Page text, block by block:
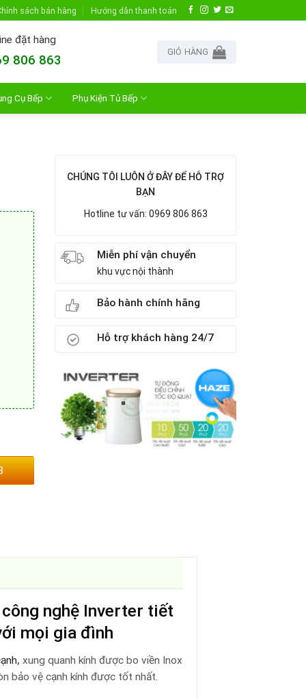
sách bán hàng Hướng dẫn thanh toán
đặt hàng
806 863
GIỎ HÀNG
Cụ Bếp Phụ Kiện Tủ Bếp
CHÚNG TÔI LUÔN Ở ĐÂY ĐỂ HỖ TRỢ
BẠN
Hotline tư vấn: 0969 806 863
Miễn phí vận chuyển
khu vực nội thành
Bảo hành chính hãng
Hỗ trợ khách hàng 24/7
nghệ Inverter tiết
mọi gia đình
, xung quanh kính được bo viền Inox
bảo vệ cạnh kính được tốt nhất.